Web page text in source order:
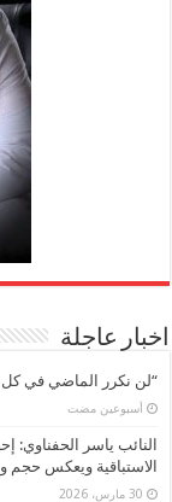
اخبار عاجلة
“لن نكرر الماضي في كل
‏أسبوعين مضت
النائب ياسر
الاستباقية ويعكس حجم
30 مارس، 2026